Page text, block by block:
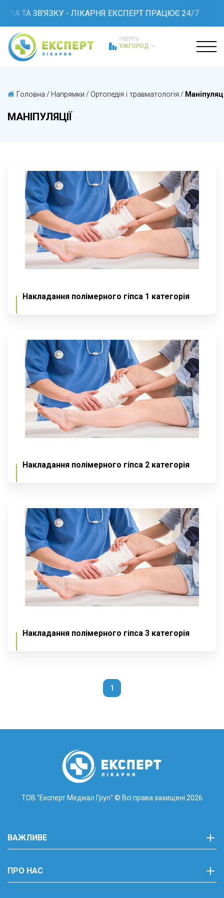
ТА ЗВ'ЯЗКУ - ЛІКАРНЯ ЕКСПЕРТ ПРАЦЮЄ 24/7
ОБЕРІТЬ
УЖГОРОД
Головна / Напрямки / Ортопедія і травматологія /
МАНІПУЛЯЦІЇ
Накладання полімерного гіпса 1 категорія
Накладання полімерного гіпса 2 категорія
Накладання полімерного гіпса 3 категорія
1
ТОВ "Експерт Медікал Груп" © Всі права захищені 2026
ВАЖЛИВЕ
ПРО НАС